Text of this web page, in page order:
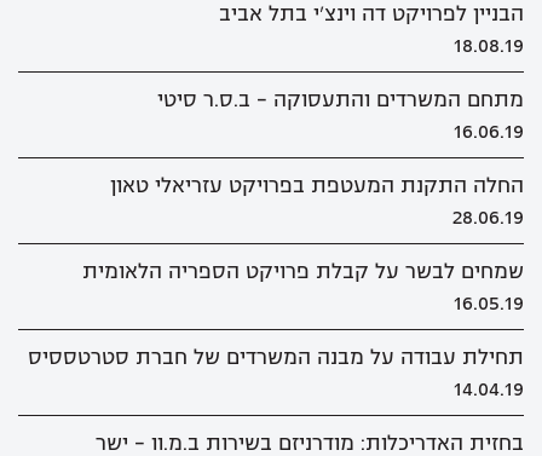
הבניין לפרויקט דה וינצ'י בתל אביב
18.08.19
מתחם המשרדים והתעסוקה - ב.ס.ר סיטי
16.06.19
החלה התקנת המעטפת בפרויקט עזריאלי טאון
28.06.19
שמחים לבשר על קבלת פרויקט הספריה הלאומית
16.05.19
תחילת עבודה על מבנה המשרדים של חברת סטרטססיס
14.04.19
בחזית האדריכלות: מודרניזם בשירות ב.מ.וו - ישר